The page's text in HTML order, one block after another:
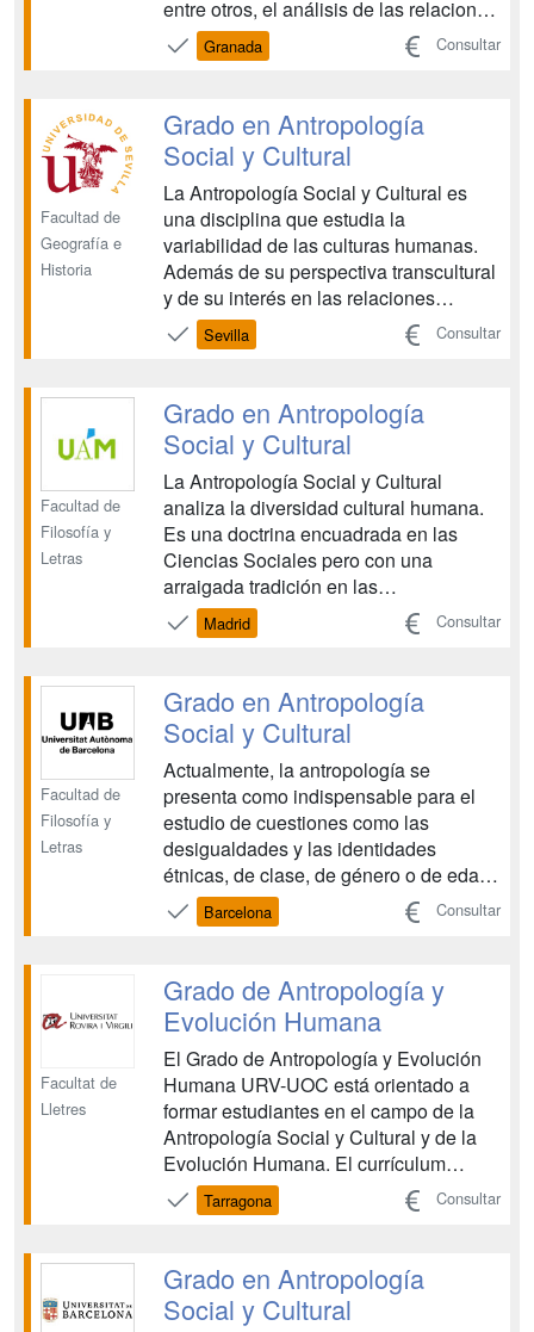
entre otros, el análisis de las relaciones
de poder, las identidades culturales, las
religiones, los rituales y las fiestas, el
desarrollo local, el parentesco, l...
Granada Consultar
Facultad de
Geografía e
Historia
Grado en Antropología
Social y Cultural
La Antropología Social y Cultural es
una disciplina que estudia la
variabilidad de las culturas humanas.
Además de su perspectiva transcultural
y de su interés en las relaciones
interculturales, esta disciplina se
caracteriza metodológicamente por el
de campo como forma de investigación
específica. Puede ofre...
Sevilla Consultar
Facultad de
Filosofía y
Letras
Grado en Antropología
Social y Cultural
La Antropología Social y Cultural
analiza la diversidad cultural humana.
Es una doctrina encuadrada en las
Ciencias Sociales pero con una
arraigada tradición en las
Humanidades. ...
Madrid Consultar
Facultad de
Filosofía y
Letras
Grado en Antropología
Social y Cultural
Actualmente, la antropología se
presenta como indispensable para el
estudio de cuestiones como las
desigualdades y las identidades
étnicas, de clase, de género o de edad;
las variaciones culturales en
interacciones y flujos sociales, el
análisis de manifestaciones complejas
de la cultura popular y tradicional, o...
Barcelona Consultar
Facultat de
Lletres
Grado de Antropología y
Evolución Humana
El Grado de Antropología y Evolución
Humana URV-UOC está orientado a
formar estudiantes en el campo de la
Antropología Social y Cultural y de la
Evolución Humana. El currículum
formativo contempla la diversidad
cultural como una diferenciación
esto, se retoma una concepción amplia
de la Antropología que se ha ...
Tarragona Consultar
Grado en Antropología
Social y Cultural